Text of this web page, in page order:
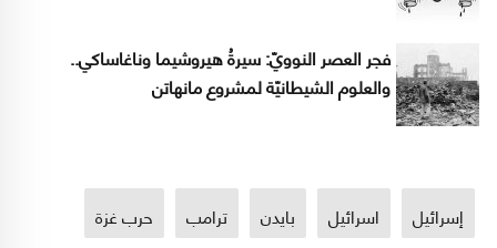
فجر العصر النوويّ: سيرةُ هيروشيما وناغاساكي..
والعلوم الشيطانيّة لمشروع مانهاتن
إسرائيل اسرائيل بايدن ترامب حرب غزة